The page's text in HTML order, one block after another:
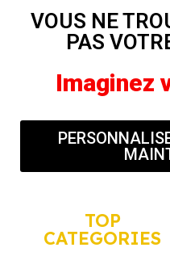
VOUS NE
PAS
TOP
CATEGORIES